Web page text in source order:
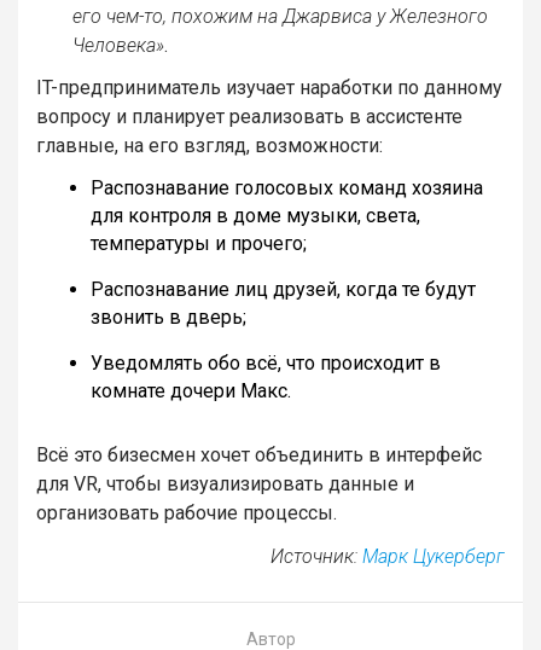
его чем-то, похожим на Джарвиса у Железного
Человека».
IT-предприниматель изучает наработки по данному
вопросу и планирует реализовать в ассистенте
главные, на его взгляд, возможности:
Распознавание голосовых команд хозяина
для контроля в доме музыки, света,
температуры и прочего;
Распознавание лиц друзей, когда те будут
звонить в дверь;
Уведомлять обо всё, что происходит в
комнате дочери Макс.
Всё это бизесмен хочет объединить в интерфейс
для VR, чтобы визуализировать данные и
организовать рабочие процессы.
Источник: Марк Цукерберг
Автор